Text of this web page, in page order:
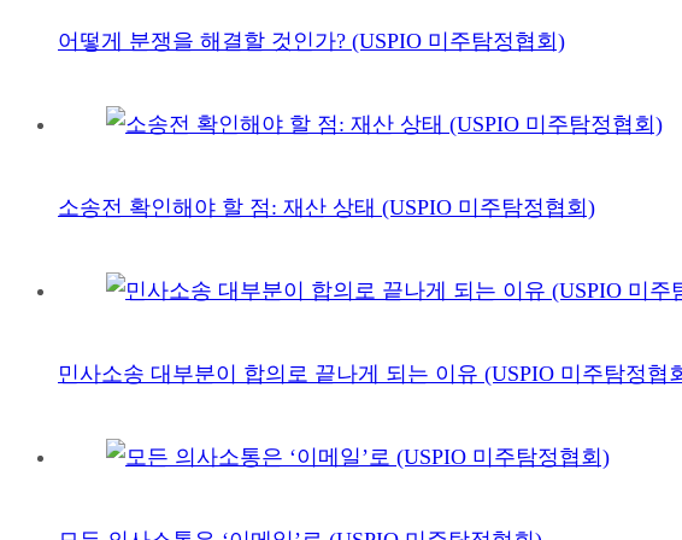
어떻게 분쟁을 해결할 것인가? (USPIO 미주탐정협회)
소송전 확인해야 할 점: 재산 상태 (USPIO 미주탐정협회)
민사소송 대부분이 합의로 끝나게 되는 이유 (USPIO 미주탐정협